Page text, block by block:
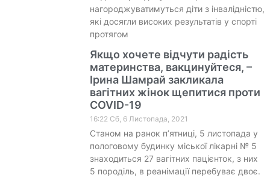
нагороджуватимуться діти з інвалідністю,
які досягли високих результатів у спорті
протягом
Якщо хочете відчути радість
материнства, вакцинуйтеся, –
Ірина Шамрай закликала
вагітних жінок щепитися проти
COVID-19
16:22 Сб, 6 Листопада, 2021
Станом на ранок п’ятниці, 5 листопада у
пологовому будинку міської лікарні № 5
знаходиться 27 вагітних пацієнток, з них
5 породіль, в реанімації перебуває двоє.